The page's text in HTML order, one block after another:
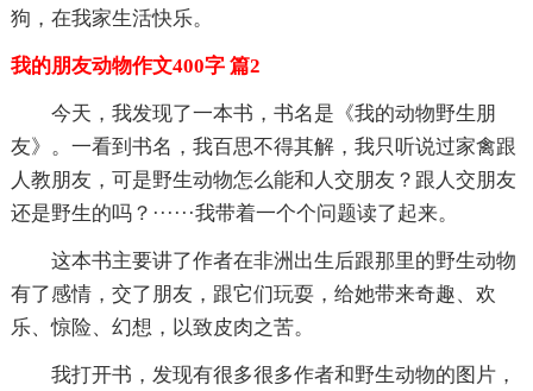
狗，在我家生活快乐。
我的朋友动物作文400字 篇2
今天，我发现了一本书，书名是《我的动物野生朋
友》。一看到书名，我百思不得其解，我只听说过家禽跟
人教朋友，可是野生动物怎么能和人交朋友？跟人交朋友
还是野生的吗？······我带着一个个问题读了起来。
这本书主要讲了作者在非洲出生后跟那里的野生动物
有了感情，交了朋友，跟它们玩耍，给她带来奇趣、欢
乐、惊险、幻想，以致皮肉之苦。
我打开书，发现有很多很多作者和野生动物的图片，